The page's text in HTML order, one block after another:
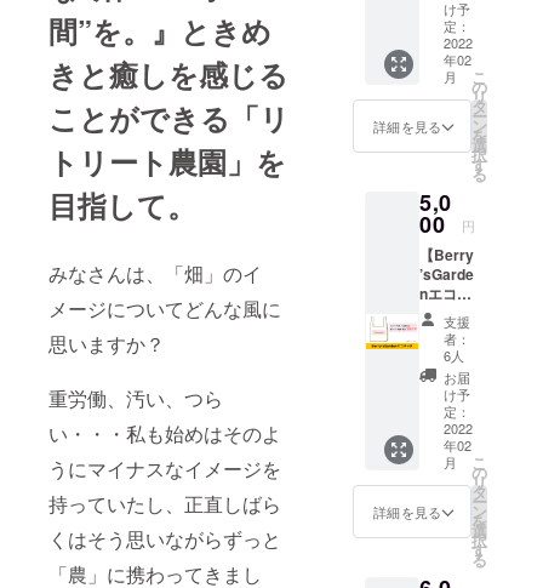
間”を。』ときめ
きと癒しを感じる
ことができる「リ
トリート農園」を
目指して。
みなさんは、「畑」のイ
メージについてどんな風に
思いますか？
重労働、汚い、つら
い・・・私も始めはそのよ
うにマイナスなイメージを
持っていたし、正直しばら
くはそう思いながらずっと
「農」に携わってきまし
で、破棄す
るものが非
常に多いこ
とに衝撃を
受けた。自
分の農園だ
かの農園で
も同じよう
な状況があ
ることを知
り、破棄す
るものを少
しでも少な
くしたいと
いう想いか
ら、その果
物を使った
イベントや
ショップ、
をお送
りさせ
ていた
だきま
す。
Garden
商品 ①
ツリー
フルー
ツも
も・り
んご ②
スパー
クリン
ル１本
③ホッ
トワイ
ンの素
上記3点
からい
づれか
お選び
いただ
けま
す。 果
物を楽
しみな
がら応
援いた
だける
プラン
※送料込
け予
定：
2022
年02
月
詳細を見る
こ
の
リ
タ
ー
ン
を
選
択
す
る
5,0
00 円
【Berry
’sGarde
nエコ
バッ
ク】
Berry’s
Garden
（ベ
リーズ
ガーデ
ン）オ
リジナ
ルのエ
コバッ
グとお
礼のお
支援
者：
6人
お届
け予
定：
2022
年02
月
詳細を見る
こ
の
リ
タ
ー
ン
を
選
択
す
る